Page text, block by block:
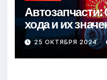
хода и их
безопасности
25 ОКТЯБРЯ 2024